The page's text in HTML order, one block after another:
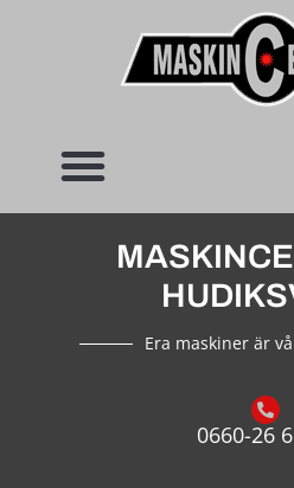
Era maskiner är
0660-26